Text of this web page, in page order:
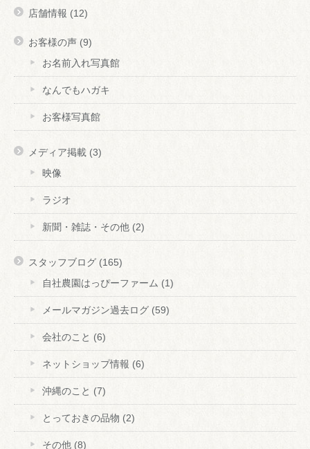
店舗情報 (12)
お客様の声 (9)
お名前入れ写真館
なんでもハガキ
お客様写真館
メディア掲載 (3)
映像
ラジオ
新聞・雑誌・その他 (2)
スタッフブログ (165)
自社農園はっぴーファーム (1)
メールマガジン過去ログ (59)
会社のこと (6)
ネットショップ情報 (6)
沖縄のこと (7)
とっておきの品物 (2)
その他 (8)